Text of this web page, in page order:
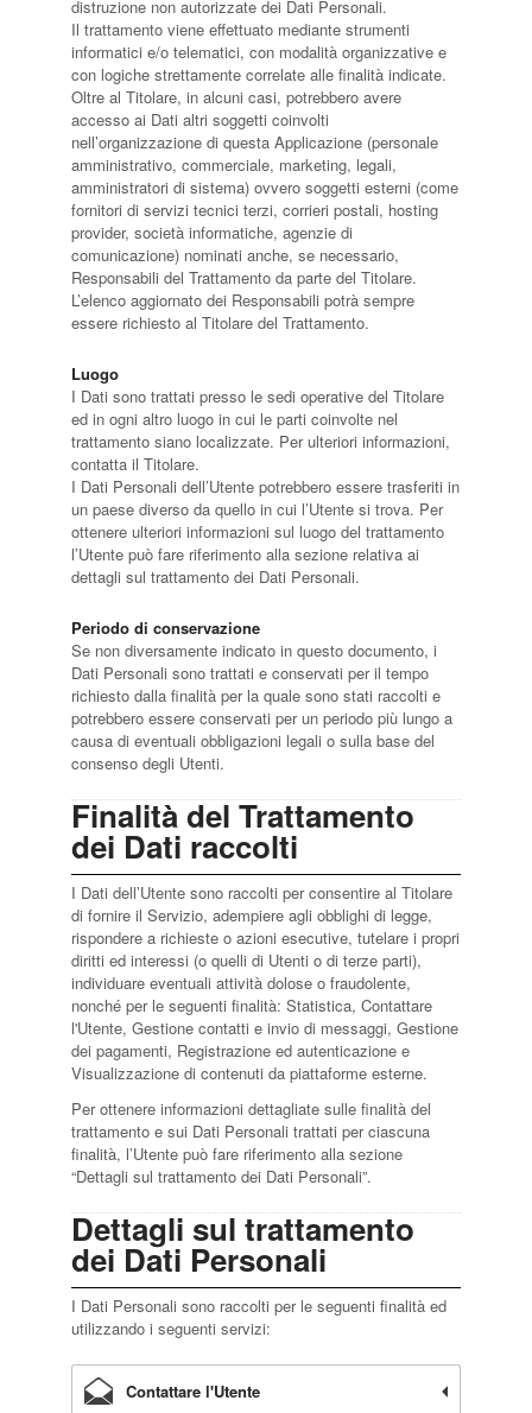
distruzione non autorizzate dei Dati Personali.
Il trattamento viene effettuato mediante strumenti
informatici e/o telematici, con modalità organizzative e
con logiche strettamente correlate alle finalità indicate.
Oltre al Titolare, in alcuni casi, potrebbero avere
accesso ai Dati altri soggetti coinvolti
nell’organizzazione di questa Applicazione (personale
amministrativo, commerciale, marketing, legali,
amministratori di sistema) ovvero soggetti esterni (come
fornitori di servizi tecnici terzi, corrieri postali, hosting
provider, società informatiche, agenzie di
comunicazione) nominati anche, se necessario,
Responsabili del Trattamento da parte del Titolare.
L’elenco aggiornato dei Responsabili potrà sempre
essere richiesto al Titolare del Trattamento.
Luogo
I Dati sono trattati presso le sedi operative del Titolare
ed in ogni altro luogo in cui le parti coinvolte nel
trattamento siano localizzate. Per ulteriori informazioni,
contatta il Titolare.
I Dati Personali dell’Utente potrebbero essere trasferiti in
un paese diverso da quello in cui l’Utente si trova. Per
ottenere ulteriori informazioni sul luogo del trattamento
l’Utente può fare riferimento alla sezione relativa ai
dettagli sul trattamento dei Dati Personali.
Periodo di conservazione
Se non diversamente indicato in questo documento, i
Dati Personali sono trattati e conservati per il tempo
richiesto dalla finalità per la quale sono stati raccolti e
potrebbero essere conservati per un periodo più lungo a
causa di eventuali obbligazioni legali o sulla base del
consenso degli Utenti.
Finalità del Trattamento
dei Dati raccolti
I Dati dell’Utente sono raccolti per consentire al Titolare
di fornire il Servizio, adempiere agli obblighi di legge,
rispondere a richieste o azioni esecutive, tutelare i propri
diritti ed interessi (o quelli di Utenti o di terze parti),
individuare eventuali attività dolose o fraudolente,
nonché per le seguenti finalità: Statistica, Contattare
l'Utente, Gestione contatti e invio di messaggi, Gestione
dei pagamenti, Registrazione ed autenticazione e
Visualizzazione di contenuti da piattaforme esterne.
Per ottenere informazioni dettagliate sulle finalità del
trattamento e sui Dati Personali trattati per ciascuna
finalità, l’Utente può fare riferimento alla sezione
“Dettagli sul trattamento dei Dati Personali”.
Dettagli sul trattamento
dei Dati Personali
I Dati Personali sono raccolti per le seguenti finalità ed
utilizzando i seguenti servizi:
Contattare l'Utente